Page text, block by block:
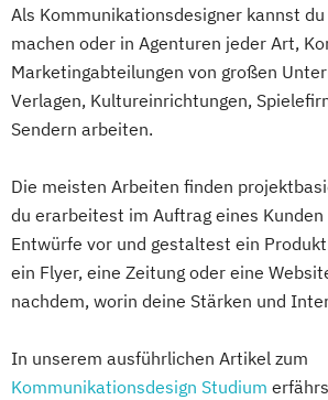
Als Kommunikationsdesigner kannst
machen oder in Agenturen jeder Art,
Marketingabteilungen von großen
Verlagen, Kultureinrichtungen,
Sendern arbeiten.
Die meisten Arbeiten finden
du erarbeitest im Auftrag eines
Entwürfe vor und gestaltest ein
ein Flyer, eine Zeitung oder eine
nachdem, worin deine Stärken und
In unserem ausführlichen Artikel zum
Kommunikationsdesign Studium